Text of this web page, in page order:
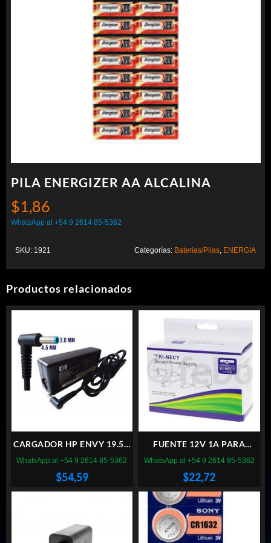
PILA ENERGIZER AA ALCALINA
$1,86
WhatsApp al +54 9 2614 85-5362
SKU: 1921 Categorías: Baterias/Pilas ENERGIA
Productos relacionados
CARGADOR HP ENVY 19.5V
3.33A 4.5MM 3MM
$54,59
WhatsApp al +54 9 2614 85-5362
FUENTE 12V 1A PARA
KINECT XBOX
$22,72
WhatsApp al +54 9 2614 85-5362